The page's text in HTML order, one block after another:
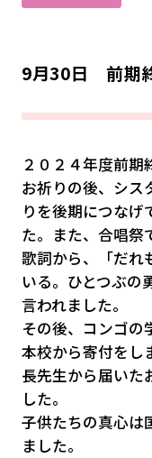
9月30日 前期
２０２４年度前期
お祈りの後、シス
りを後期につなげ
た。また、合唱祭
歌詞から、「だれ
いる。ひとつぶの
言われました。
その後、コンゴの
本校から寄付をし
長先生から届いた
した。
子供たちの真心は
ました。